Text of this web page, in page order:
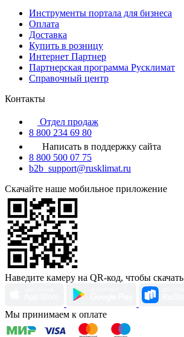
Инструменты портала для бизнеса
Оплата
Доставка
Купить в розницу
Интернет Партнер
Партнерская программа Русклимат
Справочный центр
Контакты
Отдел продаж
8 800 234 69 80
Написать в поддержку сайта
8 800 500 07 75
b2b_support@rusklimat.ru
Скачайте наше мобильное приложение
Наведите камеру на QR-код, чтобы скачать
Мы принимаем к оплате